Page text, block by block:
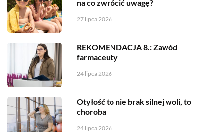
na co zwrócić uwagę?
27 lipca 2026
REKOMENDACJA 8.: Zawód
farmaceuty
24 lipca 2026
Otyłość to nie brak silnej woli, to
choroba
24 lipca 2026